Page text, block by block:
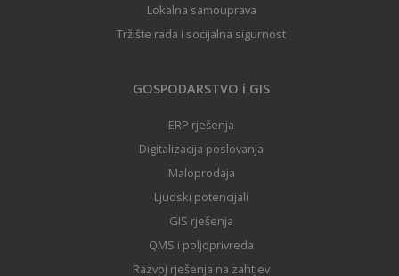
Lokalna samouprava
Tržište rada i socijalna sigurnost
GOSPODARSTVO i GIS
ERP rješenja
Digitalizacija poslovanja
Maloprodaja
Ljudski potencijali
GIS rješenja
QMS i poljoprivreda
Razvoj rješenja na zahtjev